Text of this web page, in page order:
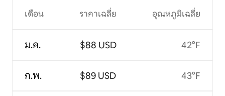
เดือน
ม.ค.
ก.พ.
ราคาเฉลี่ย
$88 USD
$89 USD
อุณหภูมิเฉลี่ย
42°F
43°F